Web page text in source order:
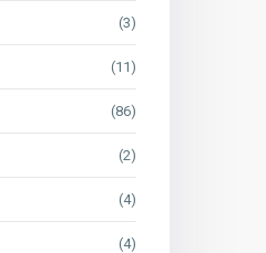
(3)
(11)
(86)
(2)
(4)
(4)